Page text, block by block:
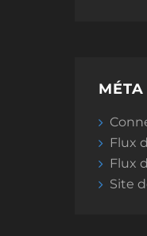
MÉTA
Flux
Flux
Site